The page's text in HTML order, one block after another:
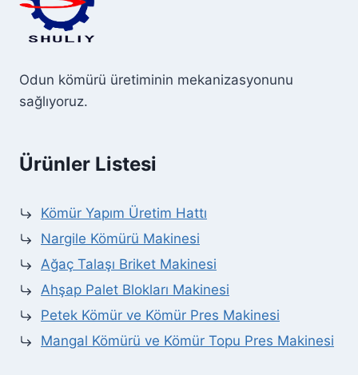
Odun kömürü üretiminin mekanizasyonunu
sağlıyoruz.
Ürünler Listesi
Kömür Yapım Üretim Hattı
Nargile Kömürü Makinesi
Ağaç Talaşı Briket Makinesi
Ahşap Palet Blokları Makinesi
Petek Kömür ve Kömür Pres Makinesi
Mangal Kömürü ve Kömür Topu Pres Makinesi